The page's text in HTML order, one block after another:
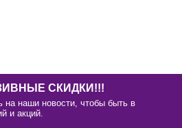
СКИДКИ!!!
на наши новости, чтобы быть в
и акций.